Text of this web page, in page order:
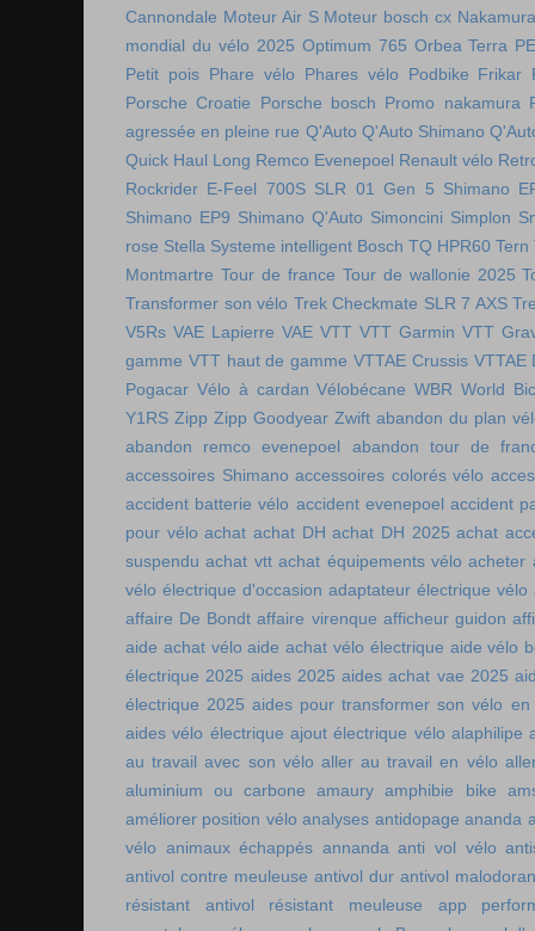
Cannondale Moteur Air S Moteur bosch cx
mondial du vélo 2025 Optimum 765 Orbea Terra
Petit pois Phare vélo Phares vélo Podbike Frikar
Porsche Croatie
Porsche bosch Promo nakamura
agressée en pleine rue Q'Auto Q'Auto Shimano
Quick Haul Long Remco Evenepoel Renault vélo
Rockrider E-Feel 700S SLR 01 Gen 5 Shimano
Shimano EP9 Shimano Q'Auto Simoncini Simplon
rose Stella Systeme intelligent Bosch TQ HPR60 Tern
Montmartre Tour de france Tour de wallonie 2025
Transformer son vélo Trek Checkmate SLR 7 AXS
V5Rs VAE Lapierre VAE VTT VTT Garmin VTT
gamme VTT haut de gamme VTTAE Crussis VTTAE
Pogacar Vélo à cardan Vélobécane WBR World
Y1RS Zipp Zipp Goodyear Zwift abandon du plan
abandon remco evenepoel
abandon tour de
accessoires Shimano accessoires colorés vélo
accident batterie vélo accident evenepoel accident
pour vélo achat achat DH achat DH 2025 achat
suspendu achat vtt achat équipements vélo acheter
vélo électrique d'occasion adaptateur électrique vélo
affaire De Bondt affaire virenque afficheur guidon
aide achat vélo aide achat vélo électrique aide vélo
électrique 2025 aides 2025 aides achat vae 2025
électrique 2025 aides pour transformer son vélo en
aides vélo électrique ajout électrique vélo alaphilipe
au travail avec son vélo aller au travail en vélo
aluminium ou carbone
amaury amphibie bike
améliorer position vélo analyses antidopage ananda
vélo animaux échappés annanda anti vol vélo
antivol contre meuleuse antivol dur antivol
résistant
antivol résistant meuleuse
app